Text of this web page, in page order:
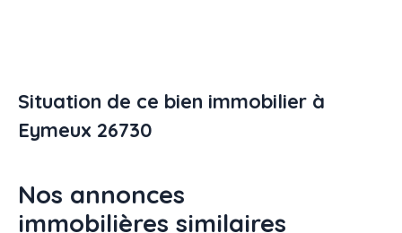
Situation de ce bien immobilier à
Eymeux 26730
Nos annonces
immobilières similaires